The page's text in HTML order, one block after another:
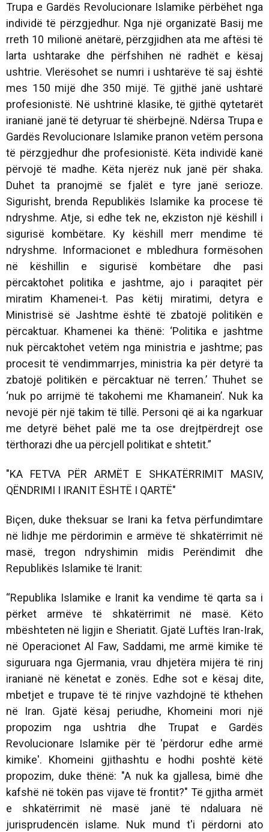
Trupa e Gardës Revolucionare Islamike përbëhet nga
individë të përzgjedhur. Nga një organizatë Basij me
rreth 10 milionë anëtarë, përzgjidhen ata me aftësi të
larta ushtarake dhe përfshihen në radhët e kësaj
ushtrie. Vlerësohet se numri i ushtarëve të saj është
mes 150 mijë dhe 350 mijë. Të gjithë janë ushtarë
profesionistë. Në ushtrinë klasike, të gjithë qytetarët
iranianë janë të detyruar të shërbejnë. Ndërsa Trupa e
Gardës Revolucionare Islamike pranon vetëm persona
të përzgjedhur dhe profesionistë. Këta individë kanë
përvojë të madhe. Këta njerëz nuk janë për shaka.
Duhet ta pranojmë se fjalët e tyre janë serioze.
Sigurisht, brenda Republikës Islamike ka procese të
ndryshme. Atje, si edhe tek ne, ekziston një këshill i
sigurisë kombëtare. Ky këshill merr mendime të
ndryshme. Informacionet e mbledhura formësohen
në këshillin e sigurisë kombëtare dhe pasi
përcaktohet politika e jashtme, ajo i paraqitet për
miratim Khamenei-t. Pas këtij miratimi, detyra e
Ministrisë së Jashtme është të zbatojë politikën e
përcaktuar. Khamenei ka thënë: ‘Politika e jashtme
nuk përcaktohet vetëm nga ministria e jashtme; pas
procesit të vendimmarrjes, ministria ka për detyrë ta
zbatojë politikën e përcaktuar në terren.’ Thuhet se
‘nuk po arrijmë të takohemi me Khamanein’. Nuk ka
nevojë për një takim të tillë. Personi që ai ka ngarkuar
me detyrë bëhet palë me ta ose drejtpërdrejt ose
tërthorazi dhe ua përcjell politikat e shtetit.”
"KA FETVA PËR ARMËT E SHKATËRRIMIT MASIV,
QËNDRIMI I IRANIT ËSHTË I QARTË"
Biçen, duke theksuar se Irani ka fetva përfundimtare
në lidhje me përdorimin e armëve të shkatërrimit në
masë, tregon ndryshimin midis Perëndimit dhe
Republikës Islamike të Iranit:
“Republika Islamike e Iranit ka vendime të qarta sa i
përket armëve të shkatërrimit në masë. Këto
mbështeten në ligjin e Sheriatit. Gjatë Luftës Iran-Irak,
në Operacionet Al Faw, Saddami, me armë kimike të
siguruara nga Gjermania, vrau dhjetëra mijëra të rinj
iranianë në kënetat e zonës. Edhe sot e kësaj dite,
mbetjet e trupave të të rinjve vazhdojnë të kthehen
në Iran. Gjatë kësaj periudhe, Khomeini mori një
propozim nga ushtria dhe Trupat e Gardës
Revolucionare Islamike për të 'përdorur edhe armë
kimike'. Khomeini gjithashtu e hodhi poshtë këtë
propozim, duke thënë: "A nuk ka gjallesa, bimë dhe
kafshë në tokën pas vijave të frontit?" Të gjitha armët
e shkatërrimit në masë janë të ndaluara në
jurisprudencën islame. Nuk mund t'i përdorni ato